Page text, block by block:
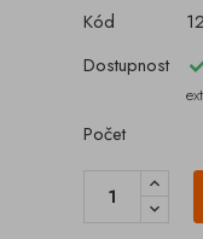
Kód
Dostupnost
Počet